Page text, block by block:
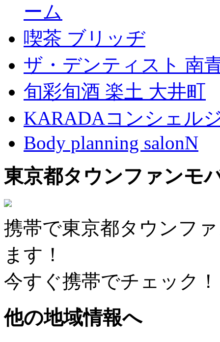
ーム
喫茶 ブリッヂ
ザ・デンティスト 南
旬彩旬酒 楽土 大井町
KARADAコンシェル
Body planning salonN
東京都タウンファンモ
携帯で東京都タウンフ
ます！
今すぐ携帯でチェック！
他の地域情報へ